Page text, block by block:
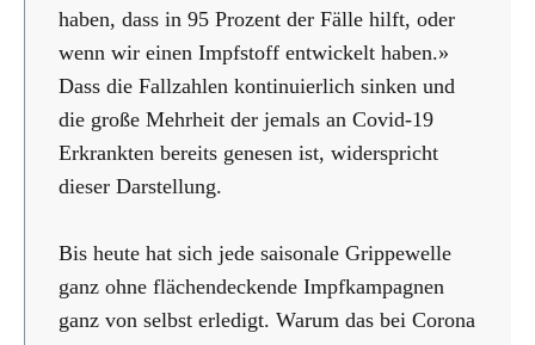
haben, dass in 95 Prozent der Fälle hilft, oder
wenn wir einen Impfstoff entwickelt haben.»
Dass die Fallzahlen kontinuierlich sinken und
die große Mehrheit der jemals an Covid-19
Erkrankten bereits genesen ist, widerspricht
dieser Darstellung.
Bis heute hat sich jede saisonale Grippewelle
ganz ohne flächendeckende Impfkampagnen
ganz von selbst erledigt. Warum das bei Corona